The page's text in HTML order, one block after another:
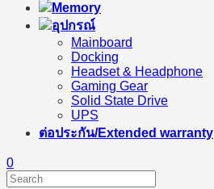
Memory
อุปกรณ์
Mainboard
Docking
Headset & Headphone
Gaming Gear
Solid State Drive
UPS
ต่อประกัน/Extended warranty
0